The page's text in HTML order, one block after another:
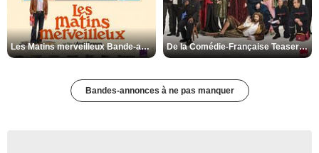
Les Matins merveilleux Bande-annonce VF De la Comédie-Française Teaser VF
Bandes-annonces à ne pas manquer